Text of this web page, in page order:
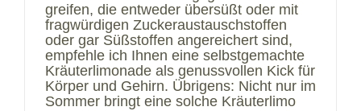
greifen, die entweder übersüßt oder mit
fragwürdigen Zuckeraustauschstoffen
oder gar Süßstoffen angereichert sind,
empfehle ich Ihnen eine selbstgemachte
Kräuterlimonade als genussvollen Kick für
Körper und Gehirn. Übrigens: Nicht nur im
Sommer bringt eine solche Kräuterlimo